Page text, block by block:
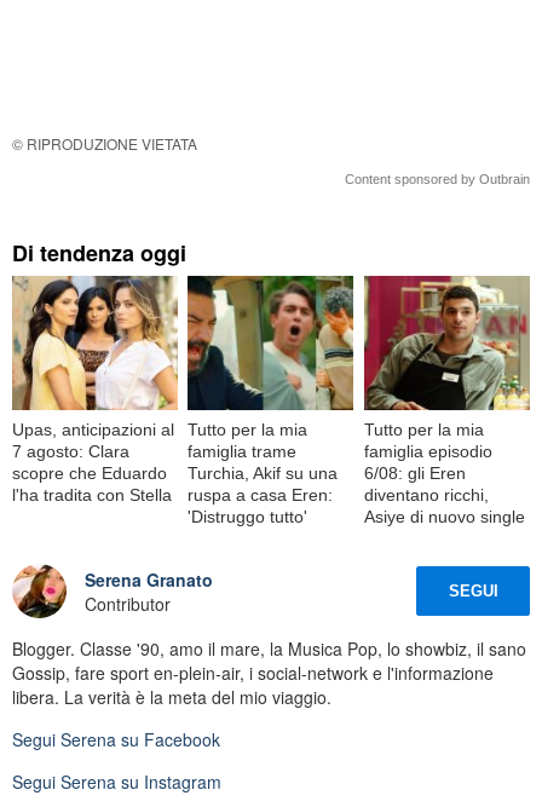
© RIPRODUZIONE VIETATA
Content sponsored by Outbrain
Di tendenza oggi
Upas, anticipazioni al
7 agosto: Clara
scopre che Eduardo
l'ha tradita con Stella
Tutto per la mia
famiglia trame
Turchia, Akif su una
ruspa a casa Eren:
'Distruggo tutto'
Tutto per la mia
famiglia episodio
6/08: gli Eren
diventano ricchi,
Asiye di nuovo single
Serena Granato
Contributor
SEGUI
Blogger. Classe '90, amo il mare, la Musica Pop, lo showbiz, il sano
Gossip, fare sport en-plein-air, i social-network e l'informazione
libera. La verità è la meta del mio viaggio.
Segui Serena su Facebook
Segui Serena su Instagram